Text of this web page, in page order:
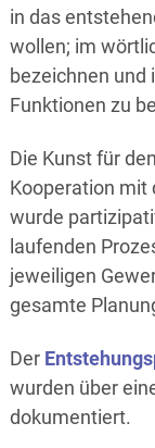
in das
wollen; im
bezeichnen und
Funktionen zu
Die Kunst für
Kooperation mit
wurde
laufenden
jeweiligen
gesamte
Der
wurden über
dokumentiert.